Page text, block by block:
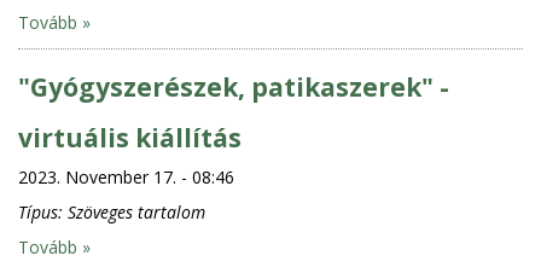
Tovább »
"Gyógyszerészek, patikaszerek" -
virtuális kiállítás
2023. November 17. - 08:46
Típus: Szöveges tartalom
Tovább »